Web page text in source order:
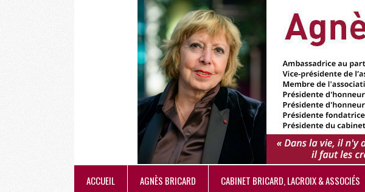
ACCUEIL AGNÈS BRICARD CABINET BRICARD, LACROIX & ASSOCIÉS